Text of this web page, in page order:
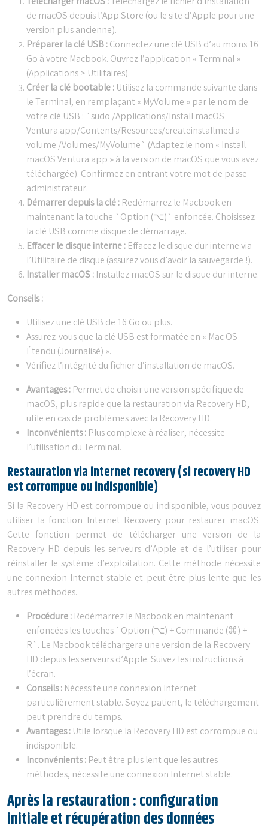
de macOS depuis l’App Store (ou le site d’Apple pour une
version plus ancienne).
Préparer la clé USB :Connectez une clé USB d’au moins 16
Go à votre Macbook. Ouvrez l’application « Terminal »
(Applications > Utilitaires).
Créer la clé bootable : Utilisez la commande suivante dans
le Terminal, en remplaçant « MyVolume » par le nom de
votre clé USB : `sudo /Applications/Install macOS
Ventura.app/Contents/Resources/createinstallmedia –
volume /Volumes/MyVolume` (Adaptez le nom « Install
macOS Ventura.app » à la version de macOS que vous avez
téléchargée). Confirmez en entrant votre mot de passe
administrateur.
Démarrer depuis la clé : Redémarrez le Macbook en
maintenant la touche `Option (⌥)` enfoncée. Choisissez
la clé USB comme disque de démarrage.
Effacer le disque interne : Effacez le disque dur interne via
l’Utilitaire de disque (assurez vous d’avoir la sauvegarde !).
Installer macOS : Installez macOS sur le disque dur interne.
Conseils :
Utilisez une clé USB de 16 Go ou plus.
Assurez-vous que la clé USB est formatée en « Mac OS
Étendu (Journalisé) ».
Vérifiez l’intégrité du fichier d’installation de macOS.
Avantages : Permet de choisir une version spécifique de
macOS, plus rapide que la restauration via Recovery HD,
utile en cas de problèmes avec la Recovery HD.
Inconvénients : Plus complexe à réaliser, nécessite
l’utilisation du Terminal.
Restauration via internet recovery (si recovery HD
est corrompue ou indisponible)
Si la Recovery HD est corrompue ou indisponible, vous pouvez
utiliser la fonction Internet Recovery pour restaurer macOS.
Cette fonction permet de télécharger une version de la
Recovery HD depuis les serveurs d’Apple et de l’utiliser pour
réinstaller le système d’exploitation. Cette méthode nécessite
une connexion Internet stable et peut être plus lente que les
autres méthodes.
Procédure : Redémarrez le Macbook en maintenant
enfoncées les touches `Option (⌥) + Commande (⌘) +
R`. Le Macbook téléchargera une version de la Recovery
HD depuis les serveurs d’Apple. Suivez les instructions à
l’écran.
Conseils : Nécessite une connexion Internet
particulièrement stable. Soyez patient, le téléchargement
peut prendre du temps.
Avantages : Utile lorsque la Recovery HD est corrompue ou
indisponible.
Inconvénients : Peut être plus lent que les autres
méthodes, nécessite une connexion Internet stable.
Après la restauration : configuration
initiale et récupération des données